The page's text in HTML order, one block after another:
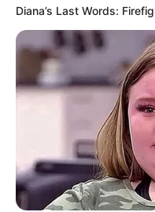
Vidkill(2021), sebagai
Diana’s Last Words: